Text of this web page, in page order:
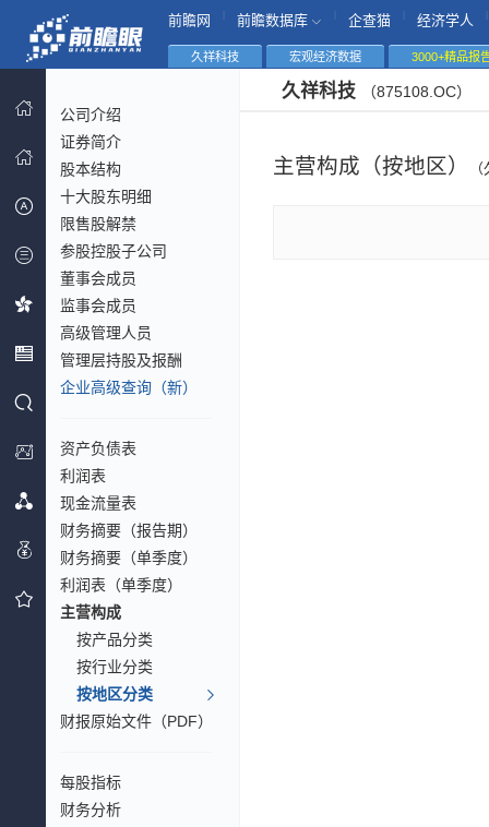
前瞻网 前瞻数据库 企查猫 经济学人
久祥科技 宏观经济数据 3000+精品报
公司介绍
证券简介
股本结构
十大股东明细
限售股解禁
参股控股子公司
董事会成员
监事会成员
高级管理人员
管理层持股及报酬
企业高级查询（新）
资产负债表
利润表
现金流量表
财务摘要（报告期）
财务摘要（单季度）
利润表（单季度）
主营构成
按产品分类
按行业分类
按地区分类
财报原始文件（PDF）
每股指标
财务分析
久祥科技 （875108.OC）
主营构成（按地区）